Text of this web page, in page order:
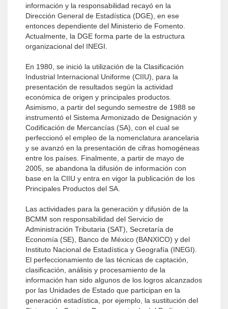
información y la responsabilidad recayó en la
Dirección General de Estadística (DGE), en ese
entonces dependiente del Ministerio de Fomento.
Actualmente, la DGE forma parte de la estructura
organizacional del INEGI.
En 1980, se inició la utilización de la Clasificación
Industrial Internacional Uniforme (CIIU), para la
presentación de resultados según la actividad
económica de origen y principales productos.
Asimismo, a partir del segundo semestre de 1988 se
instrumentó el Sistema Armonizado de Designación y
Codificación de Mercancías (SA), con el cual se
perfeccionó el empleo de la nomenclatura arancelaria
y se avanzó en la presentación de cifras homogéneas
entre los países. Finalmente, a partir de mayo de
2005, se abandona la difusión de información con
base en la CIIU y entra en vigor la publicación de los
Principales Productos del SA.
Las actividades para la generación y difusión de la
BCMM son responsabilidad del Servicio de
Administración Tributaria (SAT), Secretaría de
Economía (SE), Banco de México (BANXICO) y del
Instituto Nacional de Estadística y Geografía (INEGI).
El perfeccionamiento de las técnicas de captación,
clasificación, análisis y procesamiento de la
información han sido algunos de los logros alcanzados
por las Unidades de Estado que participan en la
generación estadística, por ejemplo, la sustitución del